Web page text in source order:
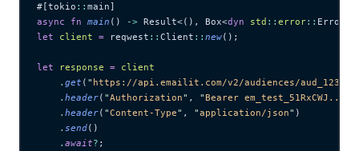
#[tokio :: main]
async fn main () -> Result<(), Box<dyn std :: error::
let client = reqwest :: Client :: new();
let response = client
    .
get ( " https://api.emailit.com/v2/audiences/
    .
header( "Authorization" , "Bearer
    .
header( "Content-Type" , "application/json" )
    .
send()
    .
await? ;